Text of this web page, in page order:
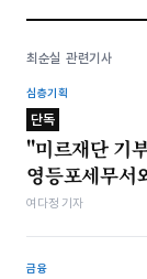
최순실 관련기사
심층기획
단독
"미르재단 기
영등포세무서
여다정 기자
금융